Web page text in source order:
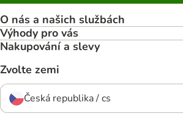
O nás a našich službách
Výhody pro vás
Nakupování a slevy
Zvolte zemi
Česká republika / cs